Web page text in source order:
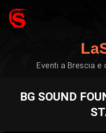
Eventi a Brescia e
BG SOUND